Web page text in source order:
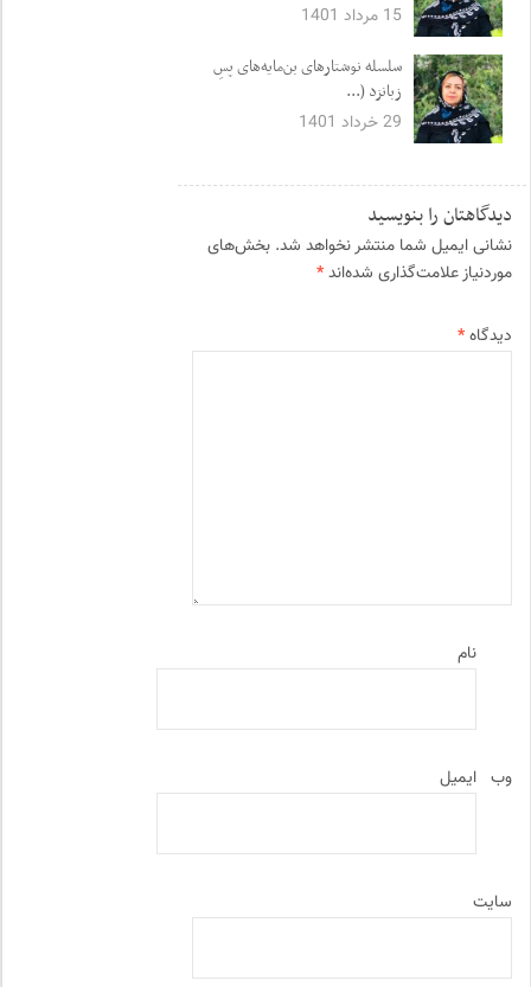
15 مرداد 1401
سلسله نوشتارهای بن‌مایه‌های پسِ
زبانزد (...
29 خرداد 1401
دیدگاهتان را بنویسید
نشانی ایمیل شما منتشر نخواهد شد. بخش‌های
موردنیاز علامت‌گذاری شده‌اند*
دیدگاه*
نام
ایمیل وب‌
سایت